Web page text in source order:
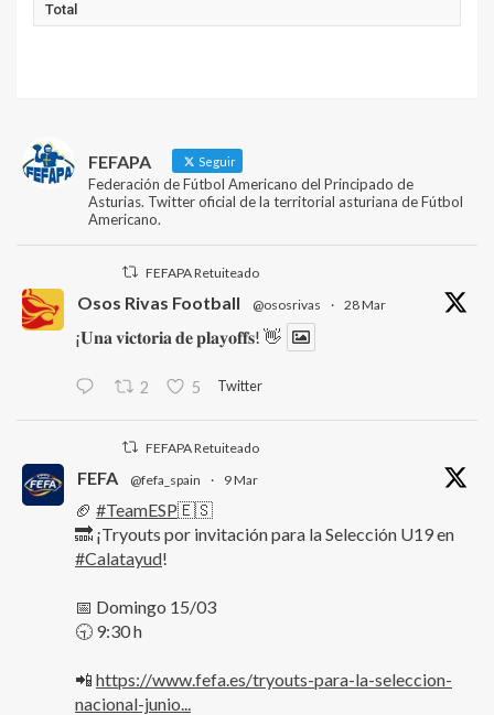
Total
FEFAPA Seguir
Federación de Fútbol Americano del Principado de
Asturias. Twitter oficial de la territorial asturiana de Fútbol
Americano.
FEFAPA Retuiteado
Osos Rivas Football @ososrivas · 28 Mar
¡𝐔𝐧𝐚 𝐯𝐢𝐜𝐭𝐨𝐫𝐢𝐚 𝐝𝐞 𝐩𝐥𝐚𝐲𝐨𝐟𝐟𝐬! 👋
2 5 Twitter
FEFAPA Retuiteado
FEFA @fefa_spain · 9 Mar
🏈 #TeamESP🇪🇸
🔜 ¡Tryouts por invitación para la Selección U19 en
#Calatayud!
📅 Domingo 15/03
🕤 9:30 h
📲 https://www.fefa.es/tryouts-para-la-seleccion-
nacional-junio...